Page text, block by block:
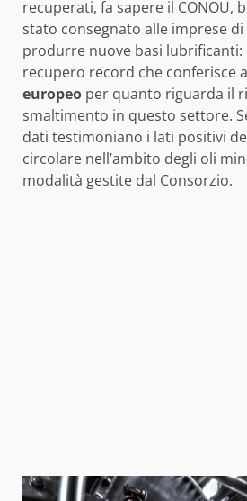
recuperati, fa sapere il CONOU,
stato consegnato alle imprese
produrre nuove basi lubrificanti:
recupero record che conferisce
europeo per quanto riguarda il
smaltimento in questo settore.
dati testimoniano i lati positivi
circolare nell’ambito degli oli
modalità gestite dal Consorzio.